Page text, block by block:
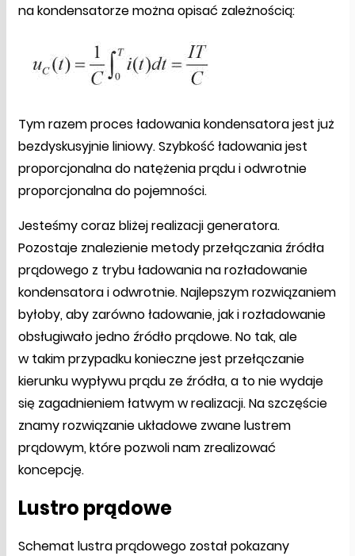
na kondensatorze można opisać zależnością:
Tym razem proces ładowania kondensatora jest już
bezdyskusyjnie liniowy. Szybkość ładowania jest
proporcjonalna do natężenia prądu i odwrotnie
proporcjonalna do pojemności.
Jesteśmy coraz bliżej realizacji generatora.
Pozostaje znalezienie metody przełączania źródła
prądowego z trybu ładowania na rozładowanie
kondensatora i odwrotnie. Najlepszym rozwiązaniem
byłoby, aby zarówno ładowanie, jak i rozładowanie
obsługiwało jedno źródło prądowe. No tak, ale
w takim przypadku konieczne jest przełączanie
kierunku wypływu prądu ze źródła, a to nie wydaje
się zagadnieniem łatwym w realizacji. Na szczęście
znamy rozwiązanie układowe zwane lustrem
prądowym, które pozwoli nam zrealizować
koncepcję.
Lustro prądowe
Schemat lustra prądowego został pokazany